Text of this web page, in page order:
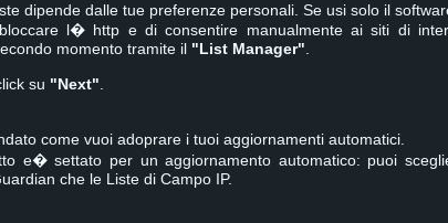
dipende dalle tue preferenze personali. Se usi solo il
l� http e di consentire manualmente ai siti di
momento tramite il "List Manager".
su "Next".
come vuoi adoprare i tuoi aggiornamenti automatici.
e� settato per un aggiornamento automatico: puoi
che le Liste di Campo IP.